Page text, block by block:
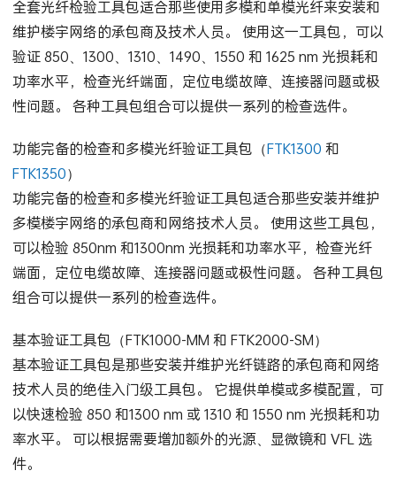
全套光纤检验工具包适合那些使用多模和单模光纤来安装和
维护楼宇网络的承包商及技术人员。 使用这一工具包，可以
验证 850、1300、1310、1490、1550 和 1625 nm 光损耗和
功率水平，检查光纤端面，定位电缆故障、连接器问题或极
性问题。 各种工具包组合可以提供一系列的检查选件。
功能完备的检查和多模光纤验证工具包（FTK1300 和
FTK1350）
功能完备的检查和多模光纤验证工具包适合那些安装并维护
多模楼宇网络的承包商和网络技术人员。 使用这些工具包，
可以检验 850nm 和1300nm 光损耗和功率水平，检查光纤
端面，定位电缆故障、连接器问题或极性问题。 各种工具包
组合可以提供一系列的检查选件。
基本验证工具包（FTK1000-MM 和 FTK2000-SM）
基本验证工具包是那些安装并维护光纤链路的承包商和网络
技术人员的绝佳入门级工具包。 它提供单模或多模配置，可
以快速检验 850 和1300 nm 或 1310 和 1550 nm 光损耗和功
率水平。 可以根据需要增加额外的光源、显微镜和 VFL 选
件。